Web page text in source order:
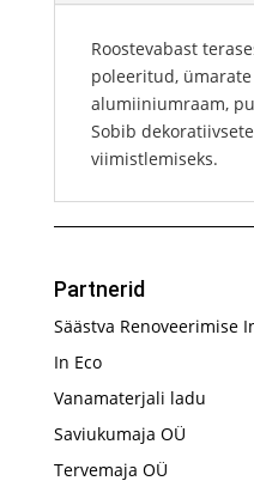
Roostevabast
poleeritud,
alumiiniumraam,
Sobib
viimistlemiseks.
Partnerid
Säästva Renoveerimise
In Eco
Vanamaterjali ladu
Saviukumaja OÜ
Tervemaja OÜ